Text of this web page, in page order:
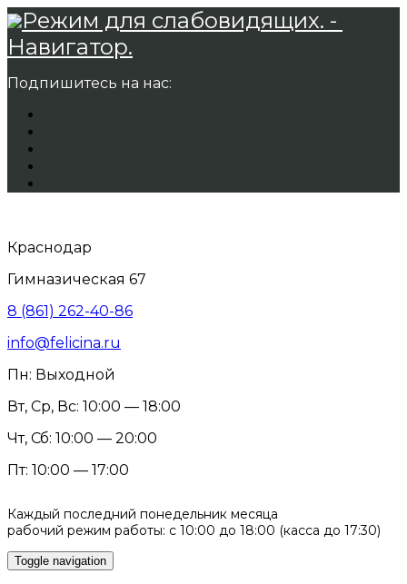
Режим для слабовидящих. -
Навигатор.
Подпишитесь на нас:
Краснодар
Гимназическая 67
8 (861) 262-40-86
info@felicina.ru
Пн: Выходной
Вт, Ср, Вс: 10:00 — 18:00
Чт, Сб: 10:00 — 20:00
Пт: 10:00 — 17:00
Каждый последний понедельник месяца
рабочий режим работы: с 10:00 до 18:00 (касса до 17:30)
Toggle navigation